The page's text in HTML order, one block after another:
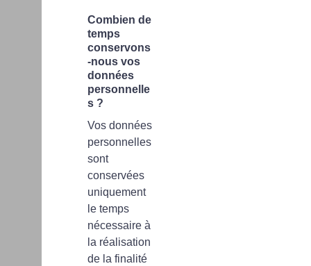
Combien de
temps
conservons
-nous vos
données
personnelle
s ?
Vos données
personnelles
sont
conservées
uniquement
le temps
nécessaire à
la réalisation
de la finalité